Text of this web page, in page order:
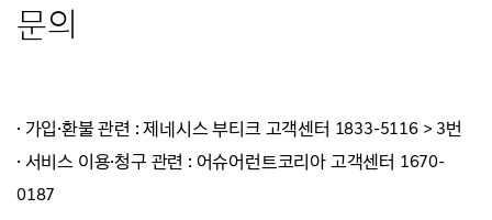
· 제네시스 부티크 고객센터 1833-5116
문의
· 가입·환불 관련 : 제네시스 부티크 고객센터 1833-5116 > 3번
· 서비스 이용·청구 관련 : 어슈어런트코리아 고객센터 1670-
0187